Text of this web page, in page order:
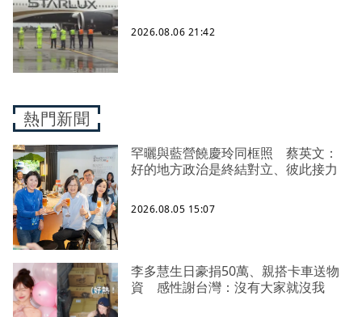
2026.08.06 21:42
熱門新聞
罕曬與藍營饒慶玲同框照 蔡英文：
好的地方政治是終結對立、彼此接力
2026.08.05 15:07
李多慧生日豪捐50萬、親搭卡車送物
資 感性謝台灣：沒有大家就沒我